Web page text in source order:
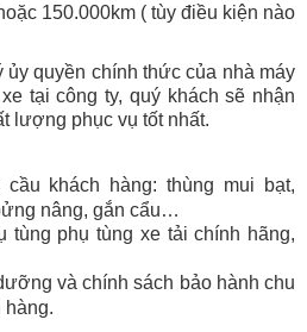
150.000km ( tùy điều kiện nào
ủy quyền chính thức của nhà máy
tại công ty, quý khách sẽ nhận
lượng phục vụ tốt nhất.
khách hàng: thùng mui bạt,
nâng, gắn cẩu…
tùng phụ tùng xe tải chính hãng,
và chính sách bảo hành chu
hàng.